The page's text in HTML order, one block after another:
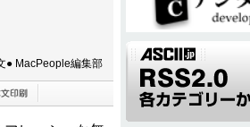
● MacPeople編集部